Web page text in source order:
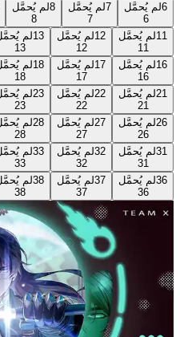
لم يُحمَّل
لم يُحمَّل
لم يُحمَّل
11لم يُحمَّل
11
12لم يُحمَّل
12
13لم يُحمَّل
13
16لم يُحمَّل
16
17لم يُحمَّل
17
18لم يُحمَّل
18
21لم يُحمَّل
21
22لم يُحمَّل
22
23لم يُحمَّل
23
26لم يُحمَّل
26
27لم يُحمَّل
27
28لم يُحمَّل
28
31لم يُحمَّل
31
32لم يُحمَّل
32
33لم يُحمَّل
33
36لم يُحمَّل
36
37لم يُحمَّل
37
38لم يُحمَّل
38